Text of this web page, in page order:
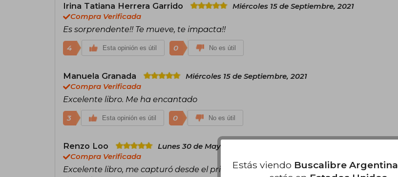
Irina Tatiana Herrera Garrido
Miércoles 15 de Septiembre, 2021
Compra Verificada
Es sorprendente!! Te mueve, te impacta!!
4 Esta opinión es útil 0 No es útil
Manuela Granada
Miércoles 15 de Septiembre, 2021
Compra Verificada
Excelente libro. Me ha encantado
3 Esta opinión es útil 0 No es útil
Renzo Loo
Lunes 30 de Mayo, 2022
Compra Verificada
Excelente libro, me capturó desde el principio y me dejó reflexionando muchos días
Estás viendo Buscalibre Argentina